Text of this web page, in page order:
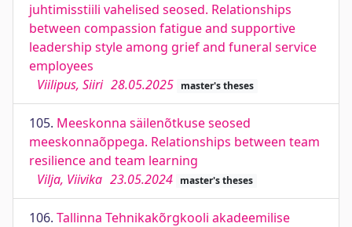
juhtimisstiili vahelised seosed. Relationships
between compassion fatigue and supportive
leadership style among grief and funeral service
employees
Viilipus, Siiri 28.05.2025 master's theses
105. Meeskonna säilenõtkuse seosed
meeskonnaõppega. Relationships between team
resilience and team learning
Vilja, Viivika 23.05.2024 master's theses
106. Tallinna Tehnikakõrgkooli akadeemilise